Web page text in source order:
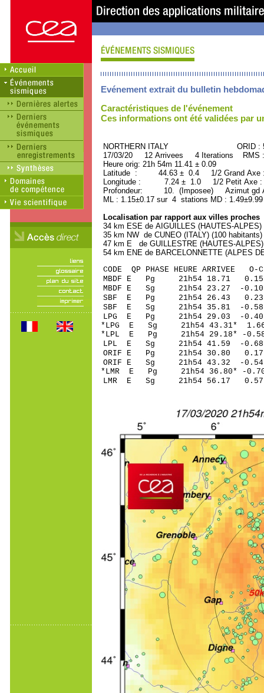
Evénement extrait du bulletin
Caractéristiques de l'événement
Ces informations ont été validées par
NORTHERN ITALY ORID :
17/03/20 12 Arrivees 4 Iterations RMS
Heure orig: 21h 54m 11.41 ± 0.09
Latitude : 44.63 ± 0.4 1/2 Grand
Longitude : 7.24 ± 1.0 1/2 Petit Axe
Profondeur: 10. (Imposee) Azimut gd
ML : 1.15±0.17 sur 4 stations MD :
Localisation par rapport aux villes proches
34 km ESE de AIGUILLES (HAUTES-ALPES)
35 km NW de CUNEO (ITALY) (100 habitants)
47 km E de GUILLESTRE (HAUTES-
54 km ENE de BARCELONNETTE (ALPES
CODE QP PHASE HEURE
MBDF E Pg 21h54
MBDF E Sg 21h54 23.27
SBF E Pg 21h54
SBF E Sg 21h54
LPG E Pg 21h54
*LPG E Sg 21h54 43.31*
*LPL E Pg 21h54
LPL E Sg 21h54 41.59 -
ORIF E Pg 21h54
ORIF E Sg 21h54 43.32
*LMR E Pg 21h54
LMR E Sg 21h54 56.17